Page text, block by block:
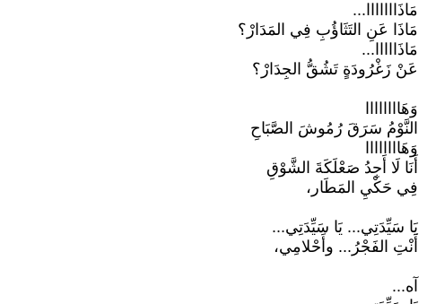
مَاذَااااااا...
مَاذَا عَنِ التَثَاؤُبِ فِي المَدَارْ؟
مَاذَااااا...
عَنْ زَغْرُودَةٍ تَشُقُّ الجِدَارْ؟
وَهَاااااااا
النَّوْمُ سَرَقَ رُمُوشَ الصَّبَاحِ
وَهَاااااااا
أَنَا لَا أَجِدُ صَعْلَكَةَ الشَّوْقِ
فِي حَكْيِ المَطَار،
يَا سَيِّدَتِي... يَا سَيِّدَتِي...
أَنْتِ الفَجْرُ... وأَحْلامِي،
آه...